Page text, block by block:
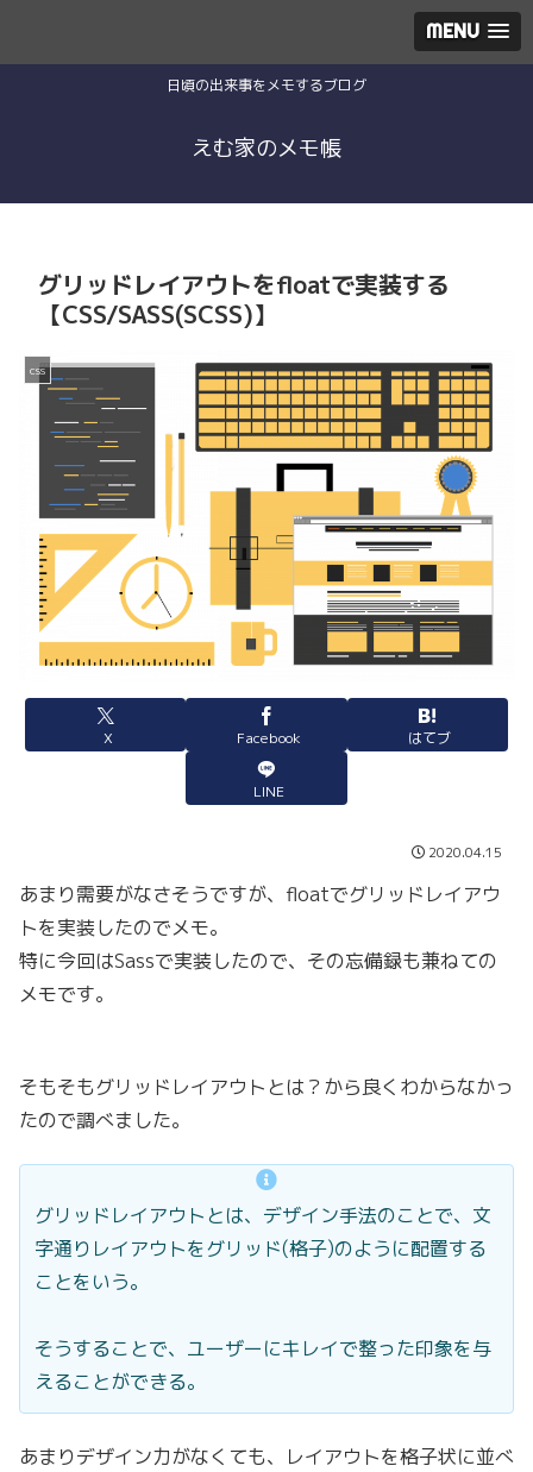
MENU
日頃の出来事をメモするブログ
えむ家のメモ帳
グリッドレイアウトをfloatで実装する
【CSS/SASS(SCSS)】
css
X Facebook はてブ
LINE
2020.04.15
あまり需要がなさそうですが、floatでグリッドレイアウ
トを実装したのでメモ。
特に今回はSassで実装したので、その忘備録も兼ねての
メモです。
そもそもグリッドレイアウトとは？から良くわからなかっ
たので調べました。
グリッドレイアウトとは、デザイン手法のことで、文
字通りレイアウトをグリッド(格子)のように配置する
ことをいう。
そうすることで、ユーザーにキレイで整った印象を与
えることができる。
あまりデザイン力がなくても、レイアウトを格子状に並べ